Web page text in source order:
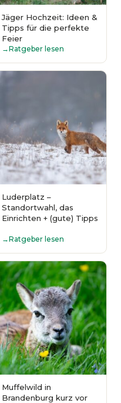
Jäger Hochzeit: Ideen &
Tipps für die perfekte
Feier
Ratgeber lesen
Luderplatz –
Standortwahl, das
Einrichten + (gute) Tipps
Ratgeber lesen
Muffelwild in
Brandenburg kurz vor